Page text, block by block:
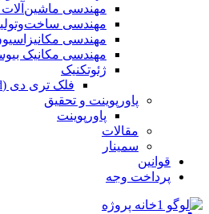
مهندسی ماشین‌آلات
مهندسی
مهندسی
مهندسی مکانیک
ژئوتکنیک
فلک تری دی (flac 3d)
پاورپوینت و تحقیق
پاورپوینت
مقالات
سمینار
قوانین
پرداخت وجه